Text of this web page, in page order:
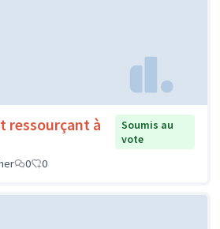
ressourçant à
Soumis au
vote
0 0